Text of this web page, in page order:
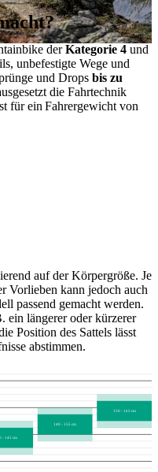
derKategorie 4 und
unbefestigte Wege und
und Drops bis zu
die Fahrtechnik
für ein Fahrergewicht von
auf der Körpergröße. Je
Vorlieben kann jedoch auch
passend gemacht werden.
ein längerer oder kürzerer
Position des Sattels lässt
abstimmen.
- 145 cm
140 - 155 cm
150 - 165 cm